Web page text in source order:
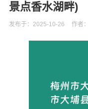
景点香水湖畔)
发布于：2025-10-26 作者